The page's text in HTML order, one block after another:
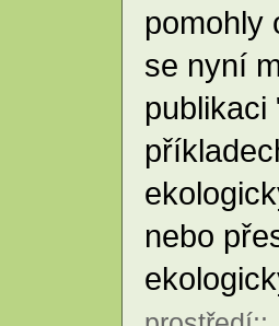
pomohly
se nyní
nebo